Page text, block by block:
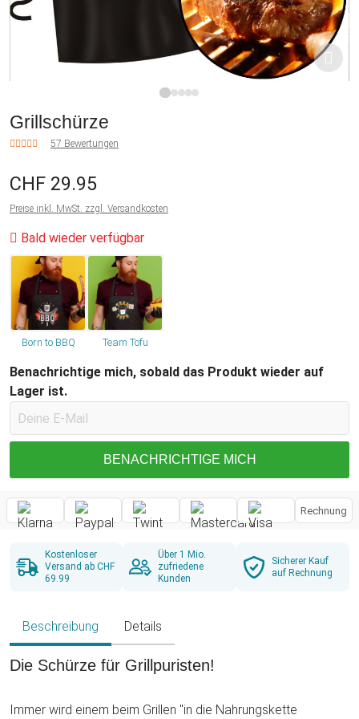
Grillschürze
57 Bewertungen
CHF 29.95
Preise inkl. MwSt. zzgl. Versandkosten
Bald wieder verfügbar
Born to BBQ Team Tofu
Benachrichtige mich, sobald das Produkt wieder auf
Lager ist.
BENACHRICHTIGE MICH
Rechnung
Kostenloser
Versand ab CHF
69.99
Über 1 Mio.
zufriedene
Kunden
Sicherer Kauf
auf Rechnung
Beschreibung Details
Die Schürze für Grillpuristen!
Immer wird einem beim Grillen "in die Nahrungskette